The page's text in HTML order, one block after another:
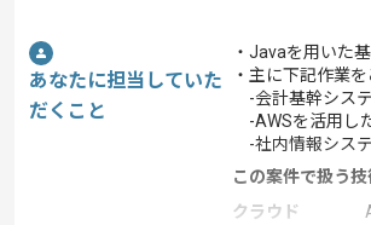
あなたに担当していた
だくこと
・Javaを用いた
・主に下記作業
-会計基幹シス
-AWSを活用し
-社内情報シス
この案件で扱う技
クラウド